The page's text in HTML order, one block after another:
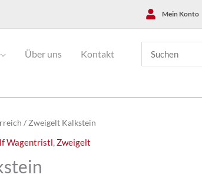
Mein Konto
Über uns Kontakt
/ Zweigelt Kalkstein
Wagentristl, Zweigelt